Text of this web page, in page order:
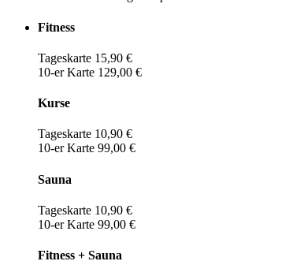
Fitness
Tageskarte 15,90 €
10-er Karte 129,00 €
Kurse
Tageskarte 10,90 €
10-er Karte 99,00 €
Sauna
Tageskarte 10,90 €
10-er Karte 99,00 €
Fitness + Sauna